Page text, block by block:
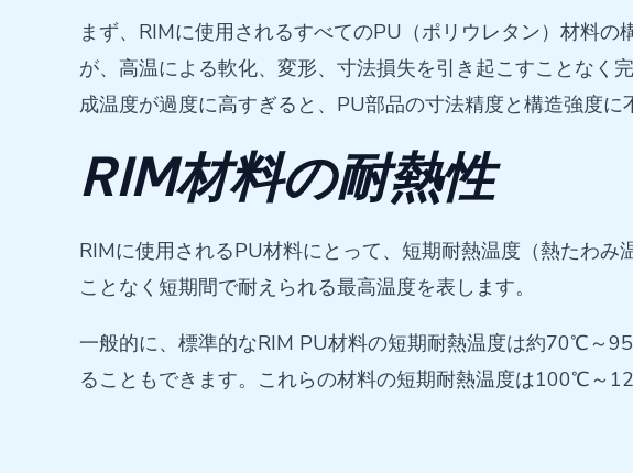
まず、RIMに使用されるすべてのPU（ポリウレタン）材料
が、高温による軟化、変形、寸法損失を引き起こすことな
成温度が過度に高すぎると、PU部品の寸法精度と構造強度に
RIM材料の耐熱性
RIMに使用されるPU材料にとって、短期耐熱温度（熱たわ
ことなく短期間で耐えられる最高温度を表します。
一般的に、標準的なRIM PU材料の短期耐熱温度は約70℃～
ることもできます。これらの材料の短期耐熱温度は100℃～